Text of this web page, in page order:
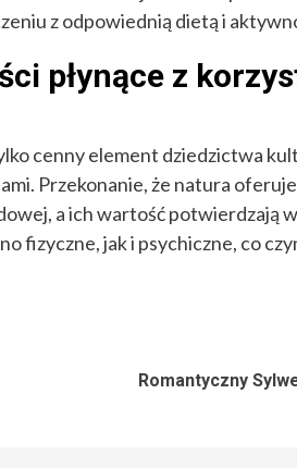
z odpowiednią dietą i
płynące z
cenny element dziedzictwa
Przekonanie, że natura
a ich wartość potwierdzają
fizyczne, jak i psychiczne, co
Romantyczny